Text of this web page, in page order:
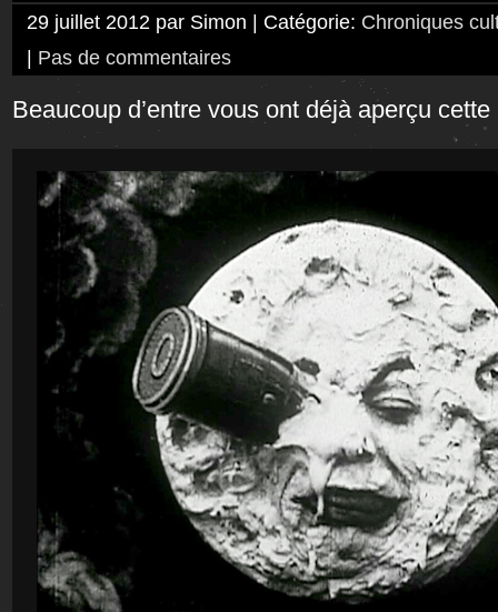
29 juillet 2012 par Simon | Catégorie: Chroniques
Pas de commentaires
Beaucoup d’entre vous ont déjà aperçu cette